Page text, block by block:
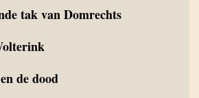
tak van Domrechts
de dood